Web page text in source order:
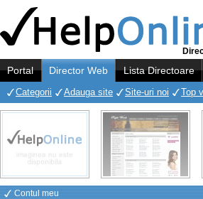
Portal Director Web Lista Directoare
Categorii Adauga site Site-uri noi Top
Contul meu